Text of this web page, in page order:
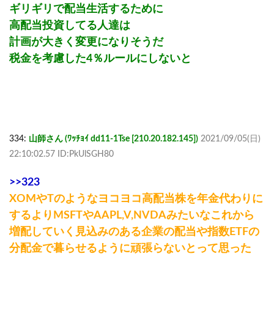
ギリギリで配当生活するために
高配当投資してる人達は
計画が大きく変更になりそうだ
税金を考慮した4％ルールにしないと
334: 山師さん (ﾜｯﾁｮｲ dd11-1Tse [210.20.182.145]) 2021/09/05(日)
22:10:02.57 ID:PkUlSGH80
>>323
XOMやTのようなヨコヨコ高配当株を年金代わりに
するよりMSFTやAAPL,V,NVDAみたいなこれから
増配していく見込みのある企業の配当や指数ETFの
分配金で暮らせるように頑張らないとって思った